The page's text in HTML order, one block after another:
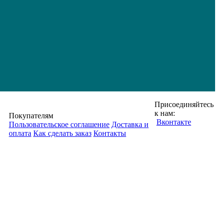
Покупателям
Пользовательское соглашение Доставка и
оплата Как сделать заказ Контакты
Присоединяйтесь
к нам:
Вконтакте